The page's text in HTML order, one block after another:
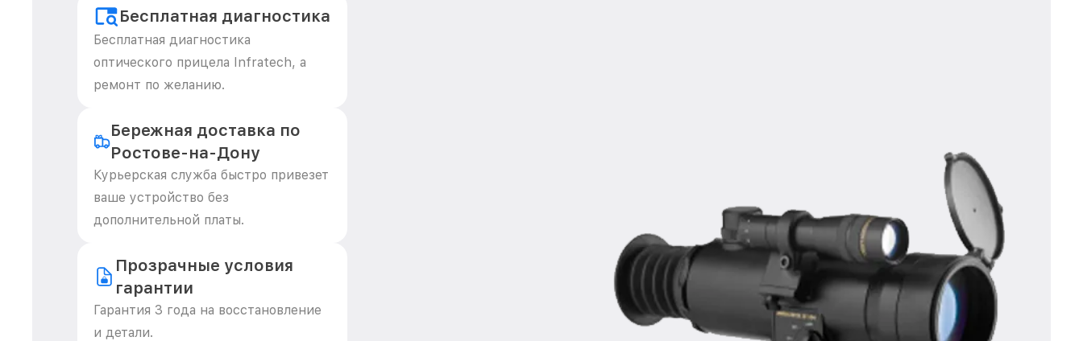
Бесплатная диагностика
Бесплатная диагностика
оптического прицела Infratech, а
ремонт по желанию.
Бережная доставка по
Ростове-на-Дону
Курьерская служба быстро привезет
ваше устройство без
дополнительной платы.
Прозрачные условия
гарантии
Гарантия 3 года на восстановление
и детали.